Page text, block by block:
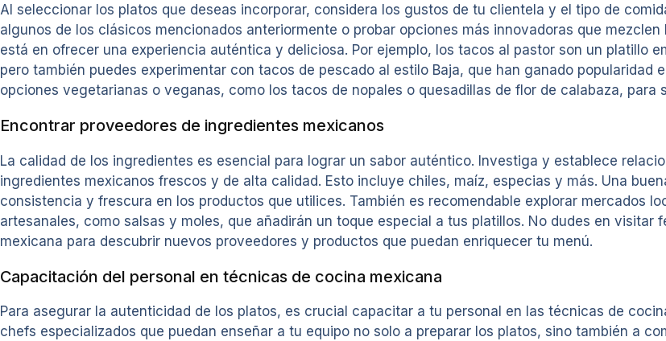
Al seleccionar los platos que deseas incorporar, considera los gustos de tu clientela y el tipo de
algunos de los clásicos mencionados anteriormente o probar opciones más innovadoras que
está en ofrecer una experiencia auténtica y deliciosa. Por ejemplo, los tacos al pastor son un platillo
pero también puedes experimentar con tacos de pescado al estilo Baja, que han ganado popularidad
opciones vegetarianas o veganas, como los tacos de nopales o quesadillas de flor de calabaza, para
Encontrar proveedores de ingredientes mexicanos
La calidad de los ingredientes es esencial para lograr un sabor auténtico. Investiga y establece
ingredientes mexicanos frescos y de alta calidad. Esto incluye chiles, maíz, especias y más. Una
consistencia y frescura en los productos que utilices. También es recomendable explorar mercados
artesanales, como salsas y moles, que añadirán un toque especial a tus platillos. No dudes en visitar
mexicana para descubrir nuevos proveedores y productos que puedan enriquecer tu menú.
Capacitación del personal en técnicas de cocina mexicana
Para asegurar la autenticidad de los platos, es crucial capacitar a tu personal en las técnicas de
chefs especializados que puedan enseñar a tu equipo no solo a preparar los platos, sino también a